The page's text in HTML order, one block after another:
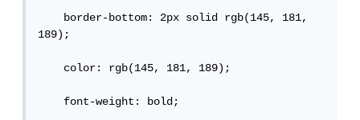
border-bottom: 2px solid rgb(145, 181,
189);
color: rgb(145, 181, 189);
font-weight: bold;